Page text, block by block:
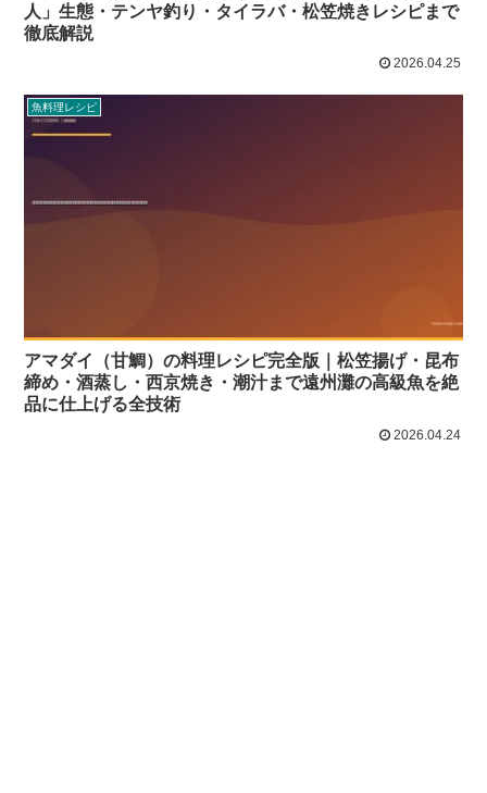
人」生態・テンヤ釣り・タイラバ・松笠焼きレシピまで
徹底解説
2026.04.25
魚料理レシピ
アマダイ（甘鯛）の料理レシピ完全版｜松笠揚げ・昆布
締め・酒蒸し・西京焼き・潮汁まで遠州灘の高級魚を絶
品に仕上げる全技術
2026.04.24